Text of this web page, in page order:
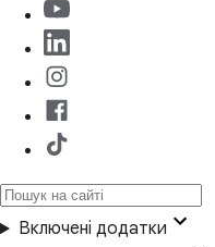
Включені додатки